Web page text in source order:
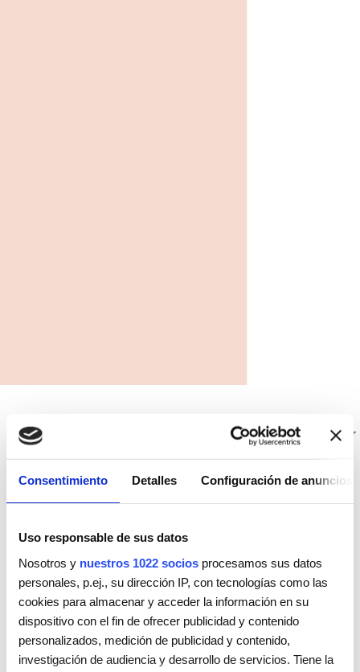
Consentimiento Detalles Configuración de anuncios
Uso responsable de sus datos
Nosotros y nuestros 1022 socios procesamos sus datos
personales, p.ej., su dirección IP, con tecnologías como las
cookies para almacenar y acceder la información en su
dispositivo con el fin de ofrecer publicidad y contenido
personalizados, medición de publicidad y contenido,
investigación de audiencia y desarrollo de servicios. Tiene la
SELECCIONAR
Novedades y Productos